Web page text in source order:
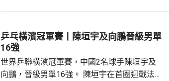
標，甘賓尼說，會爭取歐聯奪標，要達到這目
標，每位球員必須具備實力，在夏季轉會窗...
乒乓橫濱冠軍賽丨陳垣宇及向鵬晉級男單
16強
世界乒聯橫濱冠軍賽，中國2名球手陳垣宇及
向鵬，晉級男單16強。 陳垣宇在首圈迎戰法